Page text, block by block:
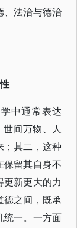
、法治与德治
中通常表达
间万物、人
；其二，这种
留其自身不
新更大的力
德之间，既承
统一。一方面